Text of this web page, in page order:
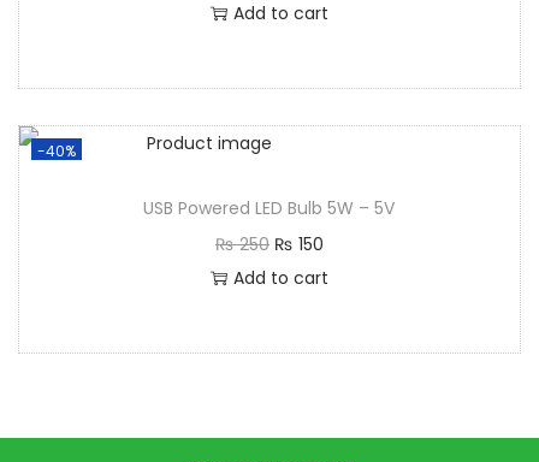
Add to cart
-40%
USB Powered LED Bulb 5W – 5V
₨250 ₨ 150
Add to cart